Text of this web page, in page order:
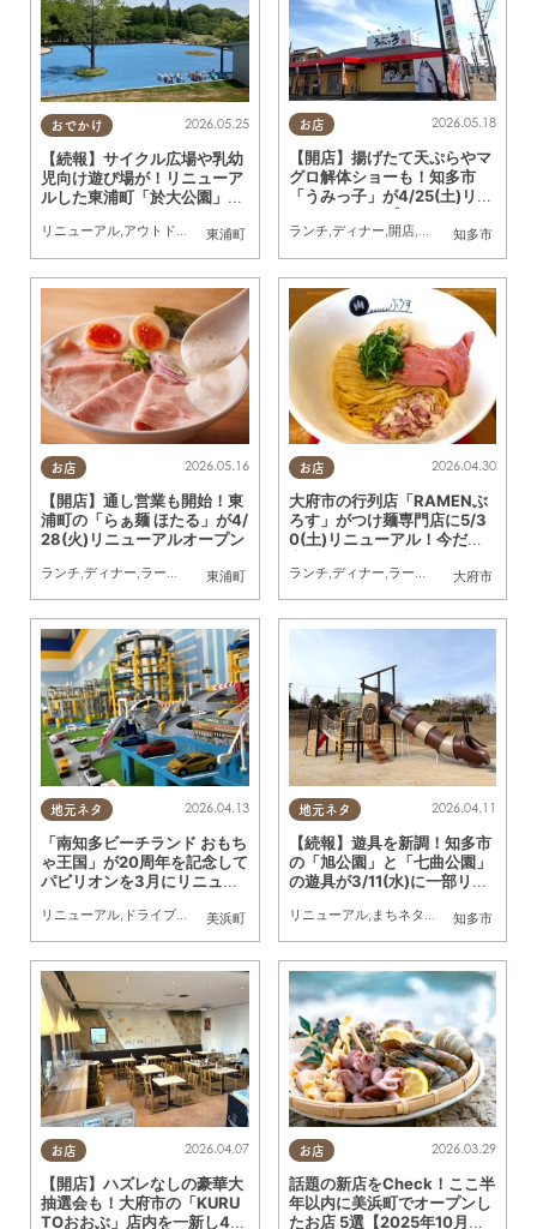
おでかけ
東浦町
2026.05.25
【続報】サイクル広場や乳幼
児向け遊び場が！リニューア
ルした東浦町「於大公園」に
リニューアル,アウトドア まちネタ 行ってみたレポ,親子,家族,公園
お店
知多市
2026.05.18
【開店】揚げたて天ぷらやマ
グロ解体ショーも！知多市
「うみっ子」が4/25(土)リニ
ューアルオープン
ランチ ディナー 開店, リニューアル
お店
東浦町
2026.05.16
【開店】通し営業も開始！東
浦町の「らぁ麺 ほたる」が4/
28(火)リニューアルオープン
ランチ,ディナー,ラーメン リニューアル まちネタ
お店
大府市
2026.04.30
大府市の行列店「RAMENぶ
ろす」がつけ麺専門店に5/3
0(土)リニューアル！今だけ
麺」を実食
ランチ,ディナー,ラーメン リニューアル
地元ネタ
美浜町
2026.04.13
「南知多ビーチランド おもち
ゃ王国」が20周年を記念して
パビリオンを3月にリニュー
リニューアル, ドライブ,旅行 ,まちネタ 親子,家族
地元ネタ
知多市
2026.04.11
【続報】遊具を新調！知多市
の「旭公園」と「七曲公園」
の遊具が3/11(水)に一部リニ
リニューアル, まちネタ ,親子,公園
お店 2026.04.07
【開店】ハズレなしの豪華大
抽選会も！大府市の「KURU
TOおおぶ」店内を一新し4/2
お店 2026.03.29
話題の新店をCheck！ここ半
年以内に美浜町でオープンし
たお店 5選【2025年10月～2